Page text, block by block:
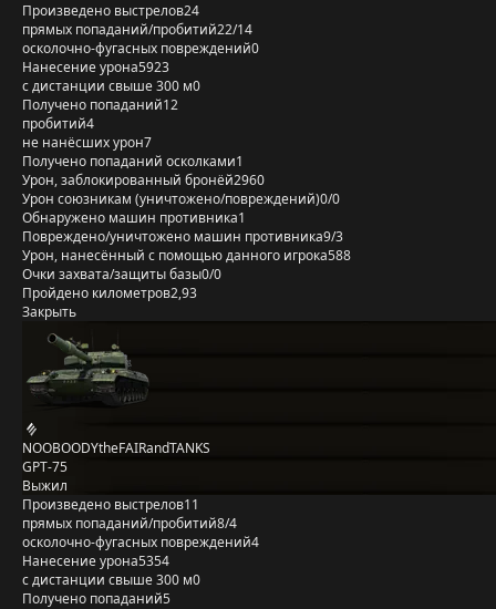
Произведено выстрелов24
прямых попаданий/пробитий22/14
осколочно-фугасных повреждений0
Нанесение урона5923
с дистанции свыше 300 м0
Получено попаданий12
пробитий4
не нанёсших урон7
Получено попаданий осколками1
Урон, заблокированный бронёй2960
Урон союзникам (уничтожено/повреждений)0/0
Обнаружено машин противника1
Повреждено/уничтожено машин противника9/3
Урон, нанесённый с помощью данного игрока588
Очки захвата/защиты базы0/0
Пройдено километров2,93
Закрыть
NOOBOODYtheFAIRandTANKS
GPT-75
Выжил
Произведено выстрелов11
прямых попаданий/пробитий8/4
осколочно-фугасных повреждений4
Нанесение урона5354
с дистанции свыше 300 м0
Получено попаданий5